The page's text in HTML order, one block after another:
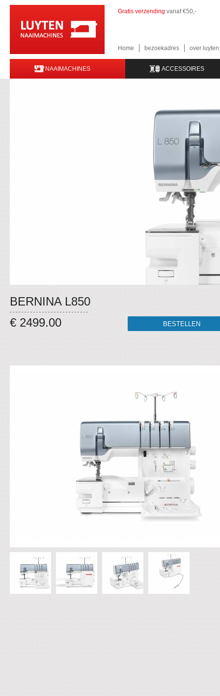
Gratis verzending vanaf €50,-
Home bezoekadres over
NAAIMACHINES ACCESSOIRES
BERNINA L850
€ 2499.00